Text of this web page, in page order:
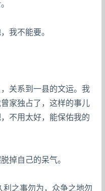
我不能要。
关系到一县的文运。我
家独占了，这样的事儿
不用太好，能保佑我的
掉自己的呆气。
利之事勿为，众争之地勿